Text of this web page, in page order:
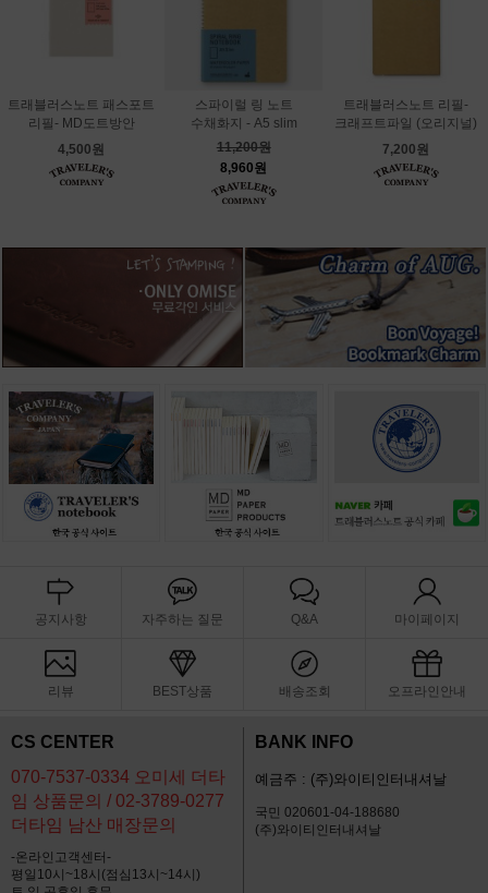
트래블러스노트 패스포트
리필- MD도트방안
4,500원
스파이럴 링 노트
수채화지 - A5 slim
11,200원
8,960원
트래블러스노트 리필-
크래프트파일 (오리지널)
7,200원
공지사항 자주하는 질문 Q&A 마이페이지
리뷰 BEST상품 배송조회 오프라인안내
CS CENTER
070-7537-0334 오미세 더타
임 상품문의 / 02-3789-0277
더타임 남산 매장문의
-온라인고객센터-
평일10시~18시(점심13시~14시)
BANK INFO
예금주 : (주)와이티인터내셔날
국민 020601-04-188680
(주)와이티인터내셔날